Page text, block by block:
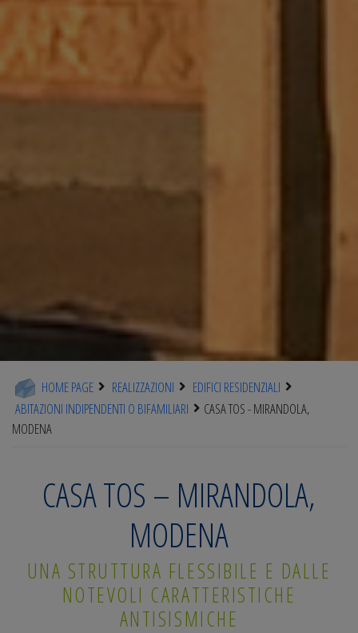
HOME PAGE REALIZZAZIONI
EDIFICI RESIDENZIALI
ABITAZIONI INDIPENDENTI O BIFAMILIARI
CASA TOS - MIRANDOLA,
MODENA
CASA TOS – MIRANDOLA,
MODENA
UNA STRUTTURA FLESSIBILE E DALLE
NOTEVOLI CARATTERISTICHE
ANTISISMICHE